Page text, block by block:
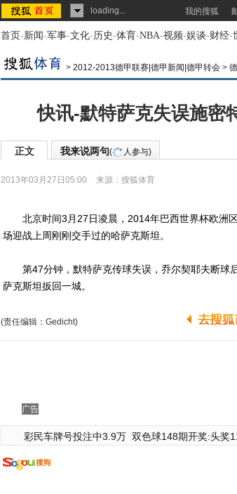
loading... 我的搜狐
首页-新闻-军事-文化-历史-体育-NBA-视频-娱谈-财经-
> 2012-2013德甲联赛|德甲新闻|德甲转会 >
快讯-默特萨克失误施密
正文 我来说两句( 人参与)
2013年03月27日05:00 来源： 搜狐体育
北京时间3月27日凌晨，2014年巴西世界杯欧洲
场迎战上周刚刚交手过的哈萨克斯坦。
第47分钟，默特萨克传球失误，乔尔契耶夫断球
萨克斯坦扳回一城。
(责任编辑：Gedicht)
广告
彩民车牌号投注中3.9万 双色球148期开奖:头奖